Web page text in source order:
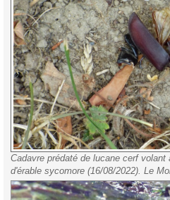
Cadavre prédaté de lucane cerf volant
d'érable sycomore (16/08/2022). Le